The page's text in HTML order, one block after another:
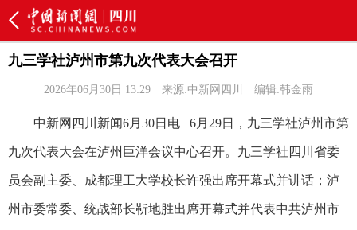
九三学社泸州市第九次代表大会召开
2026年06月30日 13:29 来源:中新网四川 编辑:韩金雨
中新网四川新闻6月30日电 6月29日，九三学社泸州市第
九次代表大会在泸州巨洋会议中心召开。九三学社四川省委
员会副主委、成都理工大学校长许强出席开幕式并讲话；泸
州市委常委、统战部长靳地胜出席开幕式并代表中共泸州市